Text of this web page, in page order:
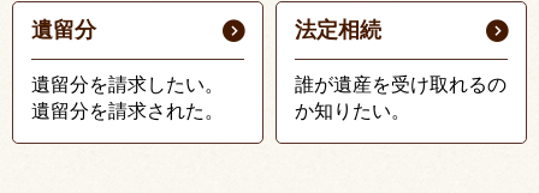
遺留分
遺留分を請求したい。
遺留分を請求された。
法定相続
誰が遺産を受け取れるの
か知りたい。